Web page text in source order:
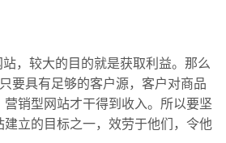
，较大的目的就是获取利益。那么
要具有足够的客户源，客户对商品
销型网站才干得到收入。所以要坚
立的目标之一，效劳于他们，令他